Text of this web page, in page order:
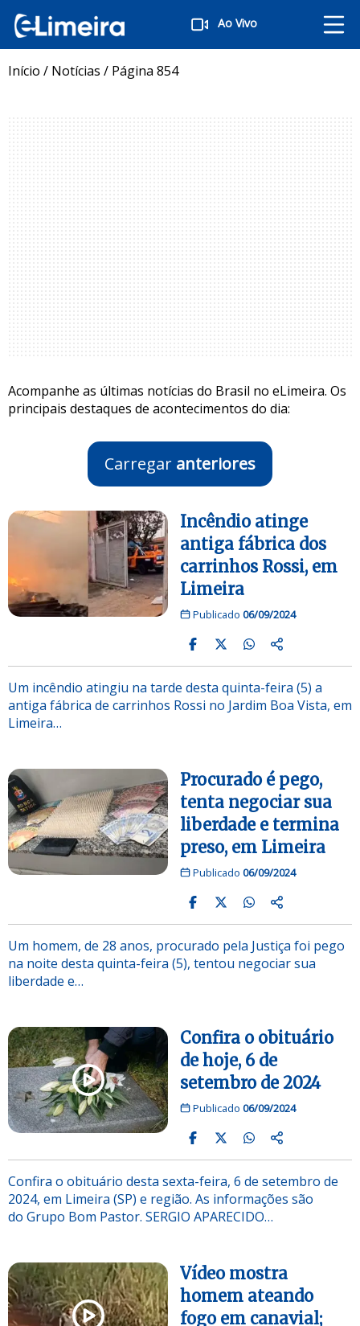
Ao Vivo
Início / Notícias / Página 854
Acompanhe as últimas notícias do Brasil no eLimeira. Os
principais destaques de acontecimentos do dia:
Carregar anteriores
Incêndio atinge
antiga fábrica dos
carrinhos Rossi, em
Limeira
Publicado 06/09/2024
Um incêndio atingiu na tarde desta quinta-feira (5) a
antiga fábrica de carrinhos Rossi no Jardim Boa Vista, em
Limeira…
Procurado é pego,
tenta negociar sua
liberdade e termina
preso, em Limeira
Publicado 06/09/2024
Um homem, de 28 anos, procurado pela Justiça foi pego
na noite desta quinta-feira (5), tentou negociar sua
liberdade e…
Confira o obituário
de hoje, 6 de
setembro de 2024
Publicado 06/09/2024
Confira o obituário desta sexta-feira, 6 de setembro de
2024, em Limeira (SP) e região. As informações são
do Grupo Bom Pastor. SERGIO APARECIDO…
Vídeo mostra
homem ateando
fogo em canavial;